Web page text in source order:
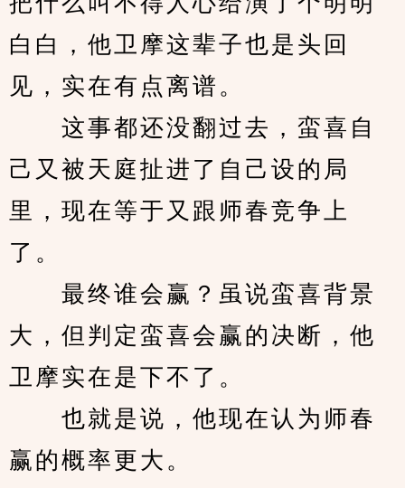
白白，他卫摩这辈子也是头回
见，实在有点离谱。
这事都还没翻过去，蛮喜自
己又被天庭扯进了自己设的局
里，现在等于又跟师春竞争上
了。
最终谁会赢？虽说蛮喜背景
大，但判定蛮喜会赢的决断，他
卫摩实在是下不了。
也就是说，他现在认为师春
赢的概率更大。